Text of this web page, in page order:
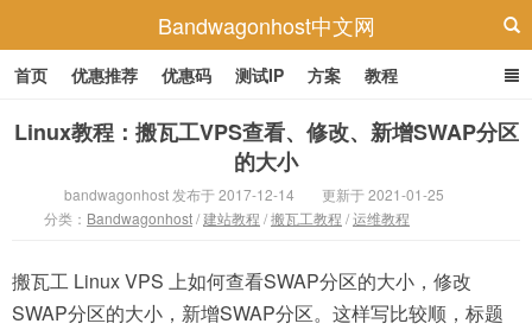
Bandwagonhost中文网
首页 优惠推荐 优惠码 测试IP 方案 教程
Linux教程：搬瓦工VPS查看、修改、新增SWAP分区
的大小
bandwagonhost 发布于 2017-12-14
更新于 2021-01-25
分类： Bandwagonhost/建站教程 /搬瓦工教程 /运维教程
搬瓦工 Linux VPS 上如何查看SWAP分区的大小，修改
SWAP分区的大小，新增SWAP分区。这样写比较顺，标题